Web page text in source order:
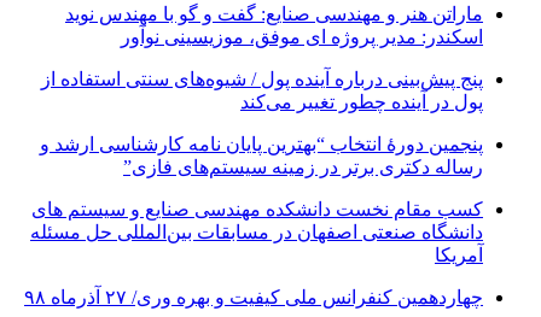
ماراتن هنر و مهندسی صنایع: گفت و گو با مهندس نوید
اسکندر: مدیر پروژه ای موفق، موزیسینی نوآور
پنج پیش‌بینی درباره آینده پول / شیوه‌های سنتی استفاده از
پول در آینده چطور تغییر می‌کند
پنجمین دورۀ انتخاب “بهترین پایان ­نامه کارشناسی­ ارشد و
رساله دکتری برتر در زمینه سیستم‌های فازی”
کسب مقام نخست دانشکده مهندسی صنایع و سیستم های
دانشگاه صنعتی اصفهان در مسابقات بین‌المللی حل مسئله
آمریکا
چهاردهمین کنفرانس ملی کیفیت و بهره وری/ ۲۷ آذرماه ۹۸